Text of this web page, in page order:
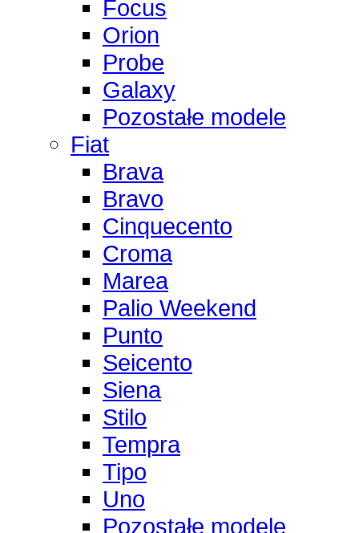
Focus
Orion
Probe
Galaxy
Pozostałe modele
Fiat
Brava
Bravo
Cinquecento
Croma
Marea
Palio Weekend
Punto
Seicento
Siena
Stilo
Tempra
Tipo
Uno
Pozostałe modele